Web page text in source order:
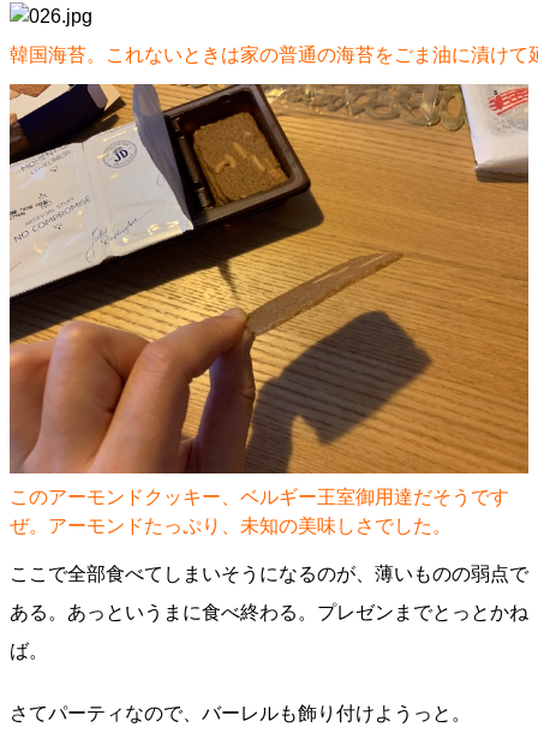
韓国海苔。これないときは家の普通の海苔をごま油に漬けて
このアーモンドクッキー、ベルギー王室御用達だそうです
ぜ。アーモンドたっぷり、未知の美味しさでした。
ここで全部食べてしまいそうになるのが、薄いものの弱点で
ある。あっというまに食べ終わる。プレゼンまでとっとかね
ば。
さてパーティなので、バーレルも飾り付けようっと。